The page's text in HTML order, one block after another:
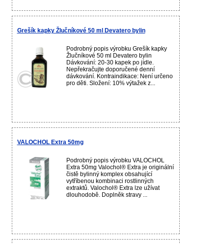
Grešík kapky Žlučníkové 50 ml Devatero bylin
Podrobný popis výrobku Grešík kapky
Žlučníkové 50 ml Devatero bylin
Dávkování: 20-30 kapek po jídle.
Nepřekračujte doporučené denní
dávkování. Kontraindikace: Není určeno
pro děti. Složení: 10% výtažek z...
VALOCHOL Extra 50mg
Podrobný popis výrobku VALOCHOL
Extra 50mg Valochol® Extra je originální
čistě bylinný komplex obsahující
vytříbenou kombinaci rostlinných
extraktů. Valochol® Extra lze užívat
dlouhodobě. Doplněk stravy ...